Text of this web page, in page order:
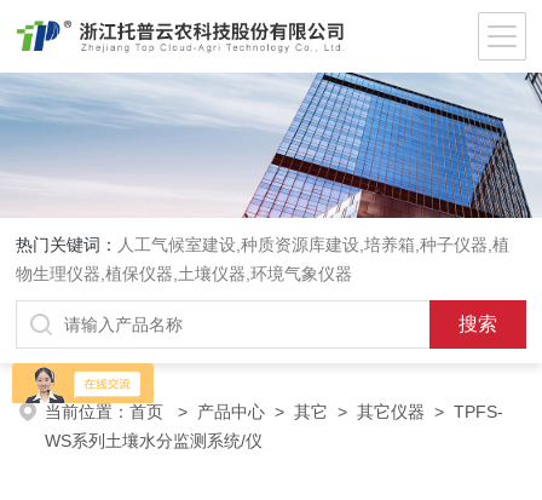
热门关键词： 人工气候室建设,种质资源库建设,培养箱,种子仪器,植
物生理仪器,植保仪器,土壤仪器,环境气象仪器
当前位置：首页 > 产品中心 >其它 >其它仪器 > TPFS-
WS系列土壤水分监测系统/仪